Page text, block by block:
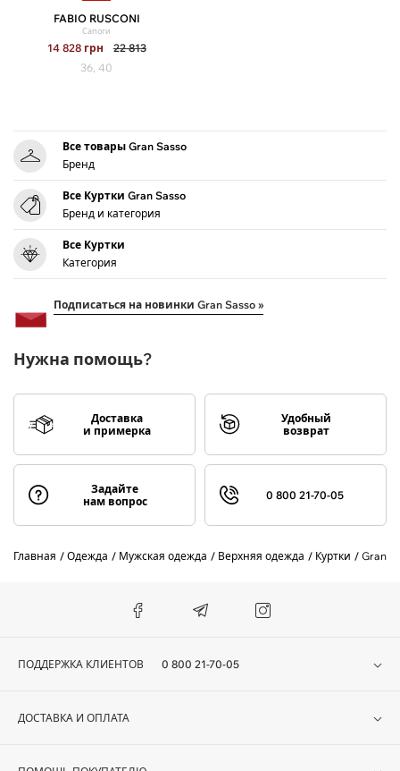
FABIO RUSCONI
Сапоги
14 828 грн
22 813
36, 40
Все товары Gran Sasso
Бренд
Все Куртки Gran Sasso
Бренд и категория
Все Куртки
Категория
Подписаться на новинки Gran Sasso »
Нужна помощь?
Доставка
и примерка
Удобный
возврат
Задайте
нам вопрос
0 800 21-70-05
Главная Одежда Мужская одежда Верхняя одежда Куртки Gran
ПОДДЕРЖКА КЛИЕНТОВ 0 800 21-70-05
ДОСТАВКА И ОПЛАТА